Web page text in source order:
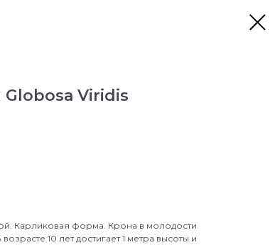
Viridis
Карликовая форма. Крона в молодости
10 лет достигает 1 метра высоты и